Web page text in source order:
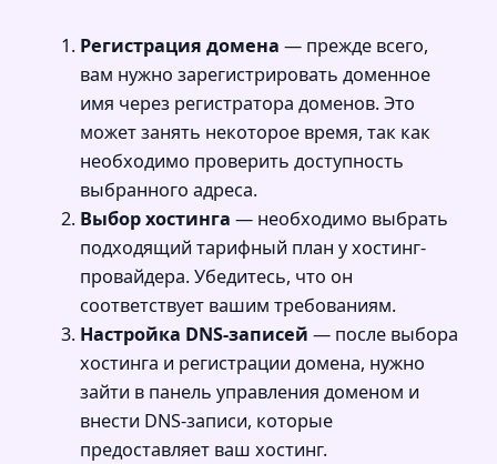
Регистрация домена — прежде всего,
вам нужно зарегистрировать доменное
имя через регистратора доменов. Это
может занять некоторое время, так как
необходимо проверить доступность
выбранного адреса.
Выбор хостинга — необходимо выбрать
подходящий тарифный план у хостинг-
провайдера. Убедитесь, что он
соответствует вашим требованиям.
Настройка DNS-записей — после выбора
хостинга и регистрации домена, нужно
зайти в панель управления доменом и
внести DNS-записи, которые
предоставляет ваш хостинг.